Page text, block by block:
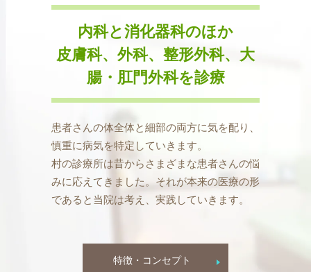
内科と消化器科のほか
皮膚科、外科、整形外科、大
腸・肛門外科を診療
患者さんの体全体と細部の両方に気を配り、
慎重に病気を特定していきます。
村の診療所は昔からさまざまな患者さんの悩
みに応えてきました。それが本来の医療の形
であると当院は考え、実践していきます。
特徴・コンセプト